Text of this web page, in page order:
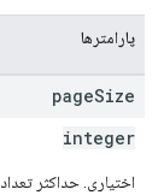
پارامترها
pageSize
integer
اختیاری. حداکثر